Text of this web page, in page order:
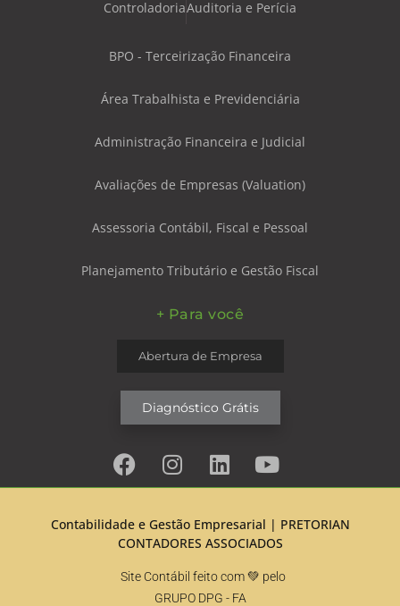
ControladoriaAuditoria e Perícia
BPO - Terceirização Financeira
Área Trabalhista e Previdenciária
Administração Financeira e Judicial
Avaliações de Empresas (Valuation)
Assessoria Contábil, Fiscal e Pessoal
Planejamento Tributário e Gestão Fiscal
+ Para você
Abertura de Empresa
Diagnóstico Grátis
Contabilidade e Gestão Empresarial | PRETORIAN
CONTADORES ASSOCIADOS
Site Contábil feito com 💚 pelo
GRUPO DPG - FA